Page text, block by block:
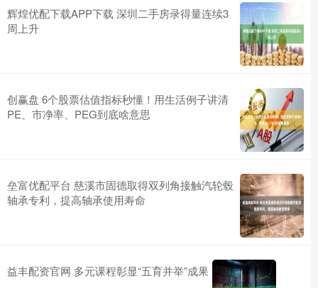
辉煌优配下载APP下载 深圳二手房录得量连续3
周上升
创赢盘 6个股票估值指标秒懂！用生活例子讲清
PE、市净率、PEG到底啥意思
垒富优配平台 慈溪市固德取得双列角接触汽轮毂
轴承专利，提高轴承使用寿命
益丰配资官网 多元课程彰显“五育并举”成果